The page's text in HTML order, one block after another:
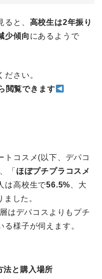
と、 高校生は2年振り
少傾向 にあるようで
さい。
閲覧できます
トコスメ(以下、デパコ
「 ほぼプチプラコスメ
は高校生で56.5% 、大
した。
はデパコスよりもプチ
様子が伺えます。
法と購入場所